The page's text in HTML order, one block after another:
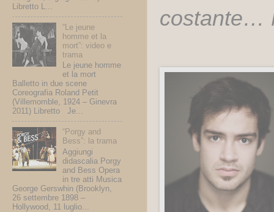
costante…
Libretto L...
“Le jeune
homme et la
mort”: video e
trama
Le jeune homme
et la mort
Balletto in due scene
Coreografia Roland Petit
(Villemomble, 1924 – Ginevra
2011) Libretto Je...
“Porgy and
Bess”: la trama
Aggiungi
didascalia Porgy
and Bess Opera
in tre atti Musica
George Gerswhin (Brooklyn,
26 settembre 1898 –
Hollywood, 11 luglio...